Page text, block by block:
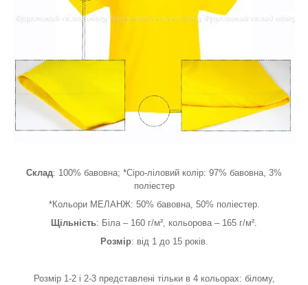
Склад: 100% бавовна; *Сіро-ліловий колір: 97% бавовна, 3%
поліестер
*Кольори МЕЛАНЖ: 50% бавовна, 50% поліестер.
Щільність: Біла – 160 г/м², кольорова – 165 г/м².
Розмір: від 1 до 15 років.
Розмір 1-2 і 2-3 представлені тільки в 4 кольорах: білому,